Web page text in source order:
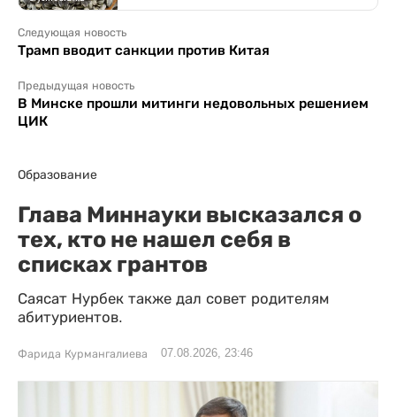
Следующая новость
Трамп вводит санкции против Китая
Предыдущая новость
В Минске прошли митинги недовольных решением
ЦИК
Образование
Глава Миннауки высказался о
тех, кто не нашел себя в
списках грантов
Саясат Нурбек также дал совет родителям
абитуриентов.
Фарида Курмангалиева 07.08.2026, 23:46